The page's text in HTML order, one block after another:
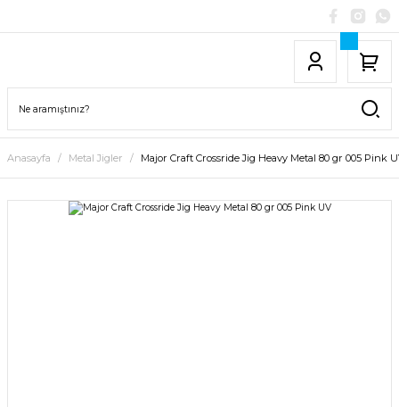
Anasayfa Metal Jigler Major Craft Crossride Jig Heavy Metal 80 gr 005 Pink